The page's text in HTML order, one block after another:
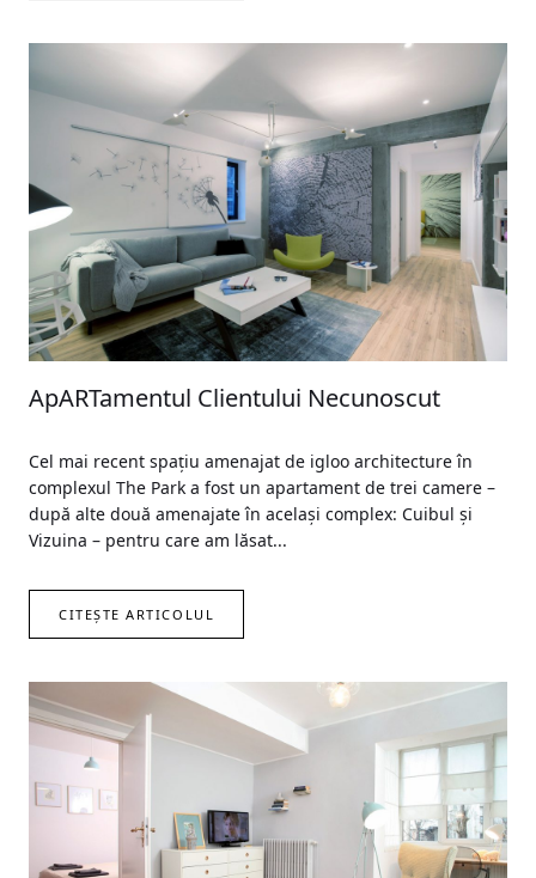
ApARTamentul Clientului Necunoscut
Cel mai recent spațiu amenajat de igloo architecture în
complexul The Park a fost un apartament de trei camere –
după alte două amenajate în același complex: Cuibul și
Vizuina – pentru care am lăsat...
CITEȘTE ARTICOLUL